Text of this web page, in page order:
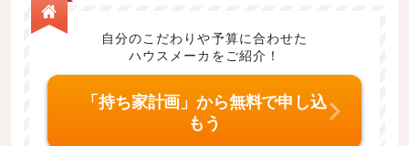
自分のこだわりや予算に合わせた
ハウスメーカをご紹介！
「持ち家計画」から無料で申し込
もう